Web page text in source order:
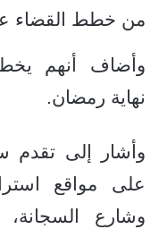
من خطط القضاء
وأضاف أنهم
نهاية رمضان.
وأشار إلى تقدم
على مواقع
وشارع